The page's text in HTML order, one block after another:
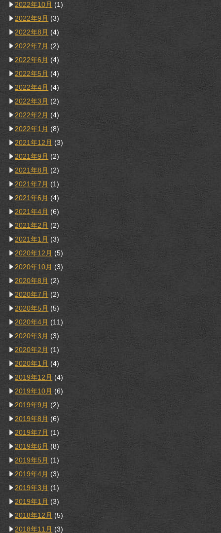
2022年10月 (1)
2022年9月 (3)
2022年8月 (4)
2022年7月 (2)
2022年6月 (4)
2022年5月 (4)
2022年4月 (4)
2022年3月 (2)
2022年2月 (4)
2022年1月 (8)
2021年12月 (3)
2021年9月 (2)
2021年8月 (2)
2021年7月 (1)
2021年6月 (4)
2021年4月 (6)
2021年2月 (2)
2021年1月 (3)
2020年12月 (5)
2020年10月 (3)
2020年8月 (2)
2020年7月 (2)
2020年5月 (5)
2020年4月 (11)
2020年3月 (3)
2020年2月 (1)
2020年1月 (4)
2019年12月 (4)
2019年10月 (6)
2019年9月 (2)
2019年8月 (6)
2019年7月 (1)
2019年6月 (8)
2019年5月 (1)
2019年4月 (3)
2019年3月 (1)
2019年1月 (3)
2018年12月 (5)
2018年11月 (3)